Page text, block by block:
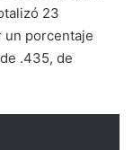
23
un porcentaje
.435, de